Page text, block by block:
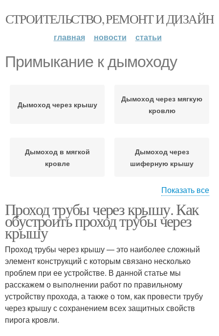
СТРОИТЕЛЬСТВО, РЕМОНТ И ДИЗАЙН
главная новости статьи
Примыкание к дымоходу
Дымоход через крышу
Дымоход через мягкую
кровлю
Дымоход в мягкой
кровле
Дымоход через
шиферную крышу
Дымоход через кровлю
Показать все
Проход трубы через крышу. Как
обустроить проход трубы через
крышу
Проход трубы через крышу — это наиболее сложный
элемент конструкций с которым связано несколько
проблем при ее устройстве. В данной статье мы
расскажем о выполнении работ по правильному
устройству прохода, а также о том, как провести трубу
через крышу с сохранением всех защитных свойств
пирога кровли.